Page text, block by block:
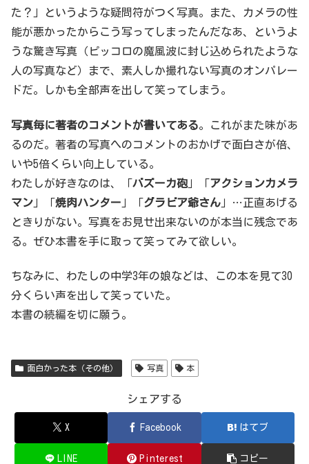
た？」というような疑問符がつく写真。また、カメラの性
能が悪かったからこう写ってしまったんだなあ、というよ
うな驚き写真（ピッコロの魔風波に封じ込められたような
人の写真など）まで、素人しか撮れない写真のオンパレー
ドだ。しかも全部声を出して笑ってしまう。
写真毎に著者のコメントが書いてある。これがまた味があ
るのだ。著者の写真へのコメントのおかげで面白さが倍、
いや5倍くらい向上している。
わたしが好きなのは、「バズーカ砲 」「アクションカメラ
マン 」「焼肉ハンター 」「グラビア爺さん 」…正直あげる
ときりがない。写真をお見せ出来ないのが本当に残念であ
る。ぜひ本書を手に取って笑ってみて欲しい。
ちなみに、わたしの中学3年の娘などは、この本を見て30
分くらい声を出して笑っていた。
本書の続編を切に願う。
面白かった本（その他） 写真 本
シェアする
X Facebook はてブ
LINE Pinterest コピー